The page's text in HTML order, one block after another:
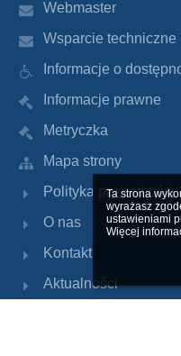
Ta strona
wyrażasz
ustawieniami
Więcej
Webmaster
Wsparcie techniczne
Informacje o
Informacje prawne
Metryczka
Mapa strony
Polityka prywatności
O nas
Kontakt
Aktualności